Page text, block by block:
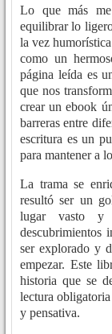
Lo que más
equilibrar lo
la vez
como un
página leída es
que nos
crear un ebook
barreras entre
escritura es un
para mantener a
La trama se
resultó ser un
lugar vasto y
descubrimientos
ser explorado y
empezar. Este
historia que se
lectura
y pensativa.